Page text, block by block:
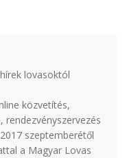
lovasoktól
közvetítés,
szeptemberétől
a Magyar Lovas